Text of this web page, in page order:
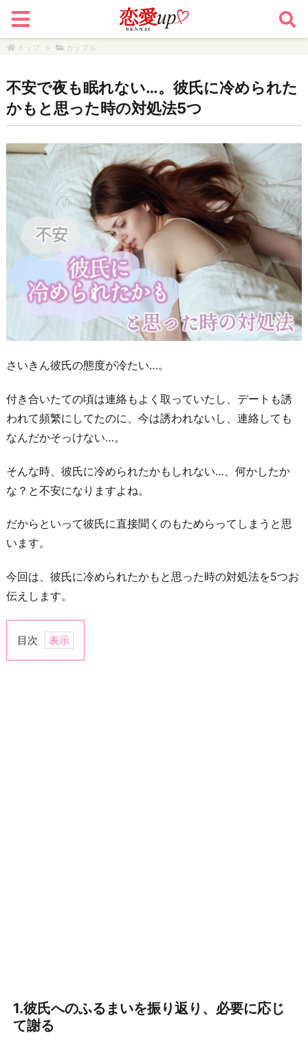
トップ > カップル
不安で夜も眠れない…。彼氏に冷められた
かもと思った時の対処法5つ
さいきん彼氏の態度が冷たい…。
付き合いたての頃は連絡もよく取っていたし、デートも誘
われて頻繁にしてたのに、今は誘われないし、連絡しても
なんだかそっけない…。
そんな時、彼氏に冷められたかもしれない…、何かしたか
な？と不安になりますよね。
だからといって彼氏に直接聞くのもためらってしまうと思
います。
今回は、彼氏に冷められたかもと思った時の対処法を5つお
伝えします。
目次
1.
じ
て
1.彼氏へのふるまいを振り返り、必要に応じ
て謝る